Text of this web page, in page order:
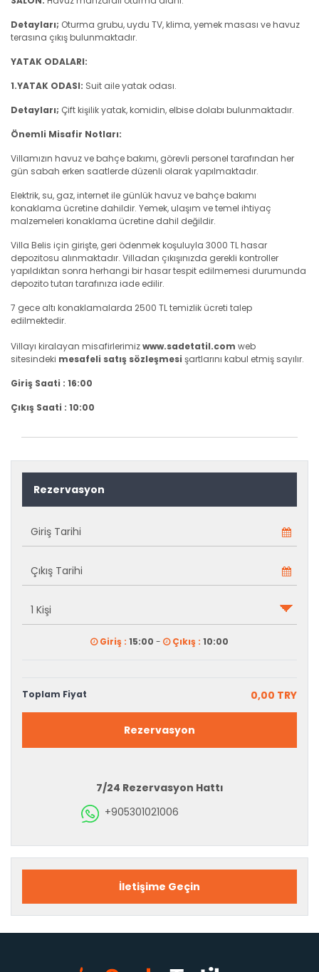
Detayları; Oturma grubu, uydu TV, klima, yemek masası ve havuz
terasına çıkış bulunmaktadır.
YATAK ODALARI:
1.YATAK ODASI: Suit aile yatak odası.
Detayları; Çift kişilik yatak, komidin, elbise dolabı bulunmaktadır.
Önemli Misafir Notları:
Villamızın havuz ve bahçe bakımı, görevli personel tarafından her
gün sabah erken saatlerde düzenli olarak yapılmaktadır.
Elektrik, su, gaz, internet ile günlük havuz ve bahçe bakımı
konaklama ücretine dahildir. Yemek, ulaşım ve temel ihtiyaç
malzemeleri konaklama ücretine dahil değildir.
Villa Belis için girişte, geri ödenmek koşuluyla 3000 TL hasar
depozitosu alınmaktadır. Villadan çıkışınızda gerekli kontroller
yapıldıktan sonra herhangi bir hasar tespit edilmemesi durumunda
depozito tutarı tarafınıza iade edilir.
7 gece altı konaklamalarda 2500 TL temizlik ücreti talep
edilmektedir.
Villayı kiralayan misafirlerimizwww.sadetatil.com web
sitesindeki mesafeli satış sözleşmesi şartlarını kabul etmiş sayılır.
Giriş Saati : 16:00
Çıkış Saati : 10:00
Rezervasyon
Giriş : 15:00 - Çıkış : 10:00
Toplam Fiyat 0,00 TRY
Rezervasyon
7/24 Rezervasyon Hattı
+905301021006
İletişime Geçin